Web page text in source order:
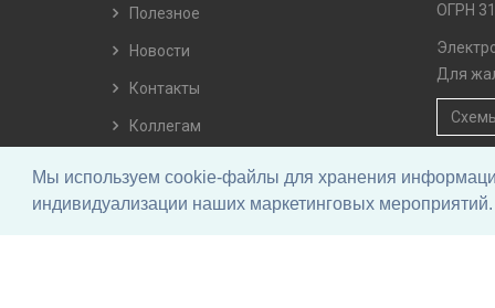
Мы используем cookie-файлы для хранения
индивидуализации наших маркетинговых
Полезное
Новости
Контакты
Коллегам
Вопросы и ответы
ОГРН
Для